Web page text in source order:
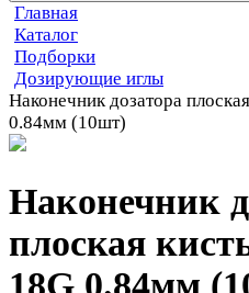
Главная
Каталог
Подборки
Дозирующие иглы
Наконечник дозатора
0.84мм (10шт)
Наконечник
плоская